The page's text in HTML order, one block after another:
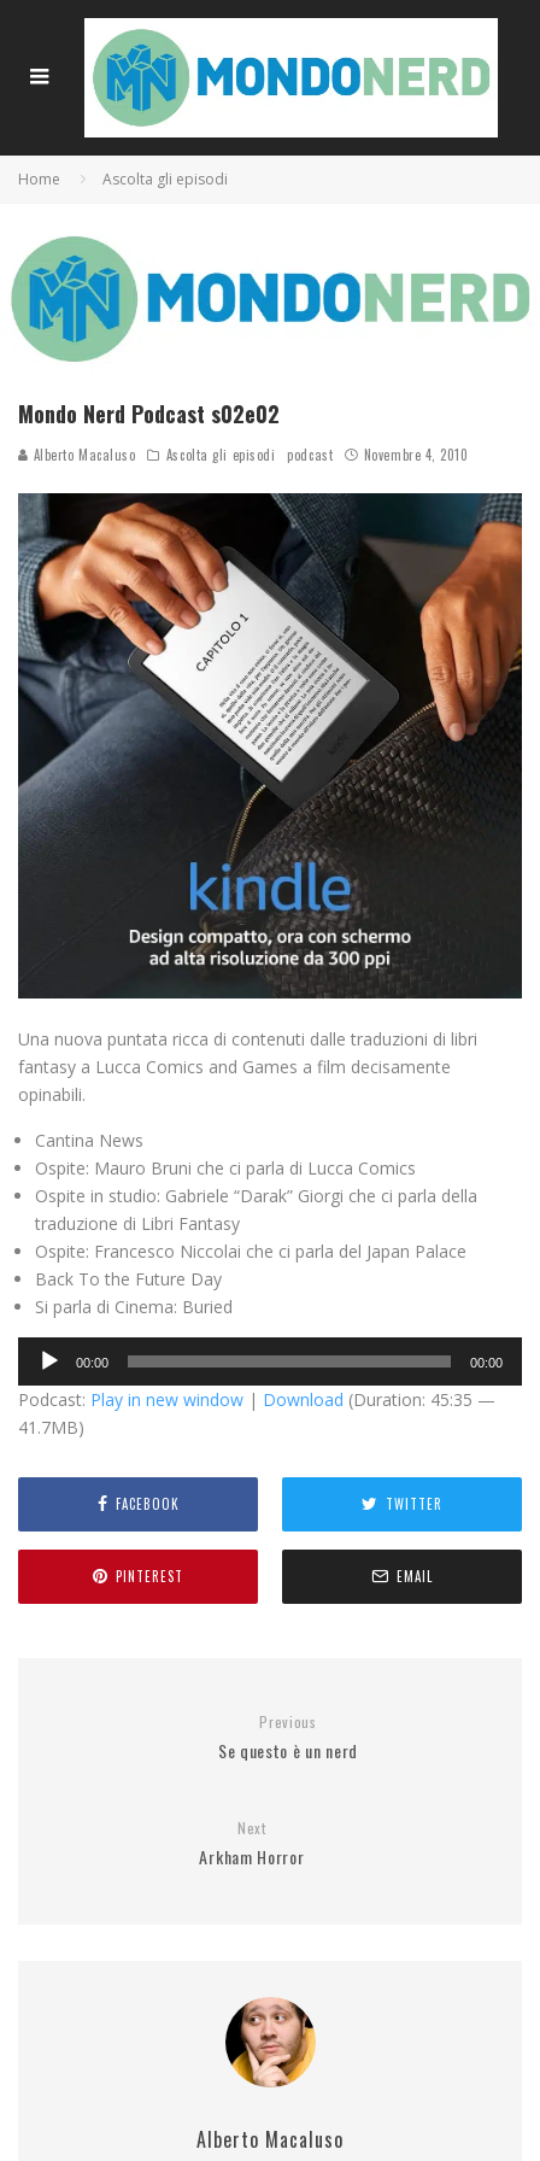
Home Ascolta gli episodi
Mondo Nerd Podcast s02e02
Alberto Macaluso Ascolta gli episodi podcast Novembre 4, 2010
Una nuova puntata ricca di contenuti dalle traduzioni di libri
fantasy a Lucca Comics and Games a film decisamente
opinabili.
Cantina News
Ospite: Mauro Bruni che ci parla di Lucca Comics
Ospite in studio: Gabriele “Darak” Giorgi che ci parla della
traduzione di Libri Fantasy
Ospite: Francesco Niccolai che ci parla del Japan Palace
Back To the Future Day
Si parla di Cinema: Buried
d
i
e
00:00 00:00
Podcast: Play in new window | Download (Duration: 45:35 —
41.7MB)
FACEBOOK TWITTER
PINTEREST EMAIL
Previous
Se questo è un nerd
Next
Arkham Horror
Alberto Macaluso